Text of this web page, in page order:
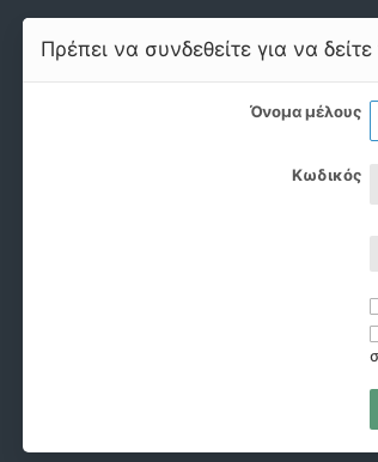
Πρέπει να συνδεθείτε για να
Όνομα μέλους
Κωδικός